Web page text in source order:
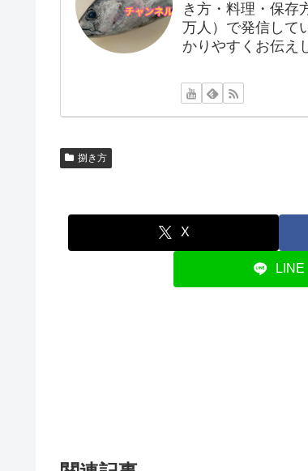
き方・料理・保存
万人）で発信して
かりやすくお伝え
捌き方
X
LINE